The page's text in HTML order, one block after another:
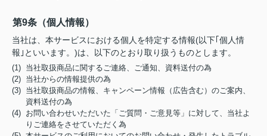
第9条（個人情報）
当社は、本サービスにおける個人を特定する情報(以下｢個人情
報｣といいます。)は、以下のとおり取り扱うものとします。
(1) 当社取扱商品に関するご連絡、ご通知、資料送付の為
(2) 当社からの情報提供の為
(3) 当社取扱商品の情報、キャンペーン情報（広告含む）のご案内、
資料送付の為
(4) お問い合わせいただいた「ご質問・ご意見等」に対して、当社よ
りご連絡をさせていただく為